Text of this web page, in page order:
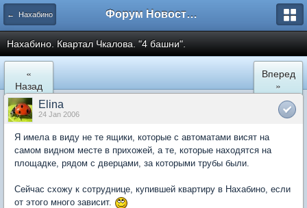
← Нахабино Форум Новостройки
Нахабино. Квартал Чкалова. "4 башни".
«
Назад
Вперед
»
Elina
24 Jan 2006
Я имела в виду не те ящики, которые с автоматами висят на
самом видном месте в прихожей, а те, которые находятся на
площадке, рядом с дверцами, за которыми трубы были.
Сейчас схожу к сотруднице, купившей квартиру в Нахабино, если
от этого много зависит.